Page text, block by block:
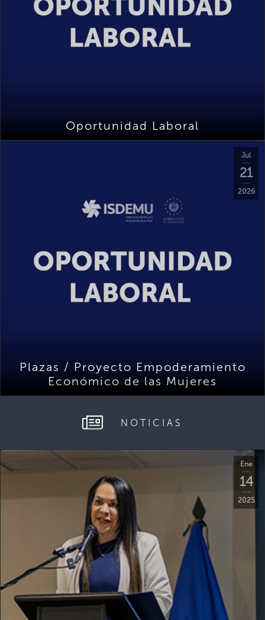
Oportunidad Laboral
Jul
21
2026
Plazas / Proyecto Empoderamiento
Económico de las Mujeres
NOTICIAS
Ene
14
2025